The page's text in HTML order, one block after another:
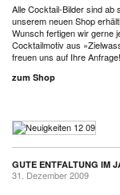
Alle Cocktail-Bilder sind ab
unserem neuen Shop
Wunsch fertigen wir gerne
Cocktailmotiv aus
freuen uns auf Ihre Anfrage!
zum Shop
GUTE ENTFALTUNG IM
31. Dezember 2009